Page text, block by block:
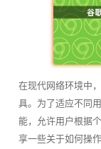
在现代网络环境中
具。为了适应不同
能，允许用户根据
享一些关于如何操